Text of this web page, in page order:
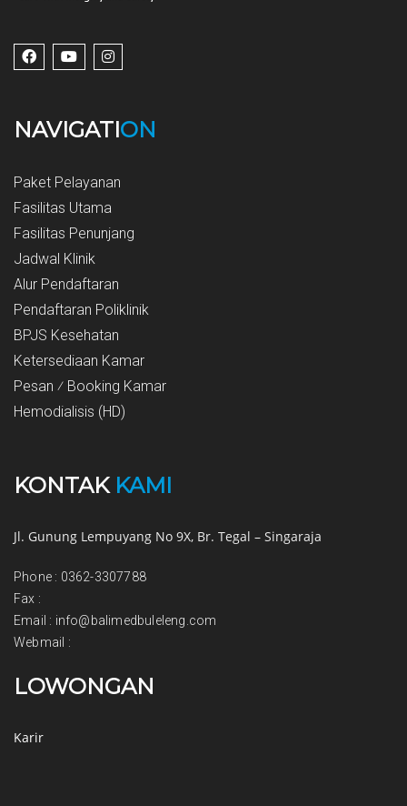
NAVIGATION
Paket Pelayanan
Fasilitas Utama
Fasilitas Penunjang
Jadwal Klinik
Alur Pendaftaran
Pendaftaran Poliklinik
BPJS Kesehatan
Ketersediaan Kamar
Pesan ⁄ Booking Kamar
Hemodialisis (HD)
KONTAK KAMI
Jl. Gunung Lempuyang No 9X, Br. Tegal – Singaraja
Phone : 0362-3307788
Fax :
Email : info@balimedbuleleng.com
Webmail :
LOWONGAN
Karir